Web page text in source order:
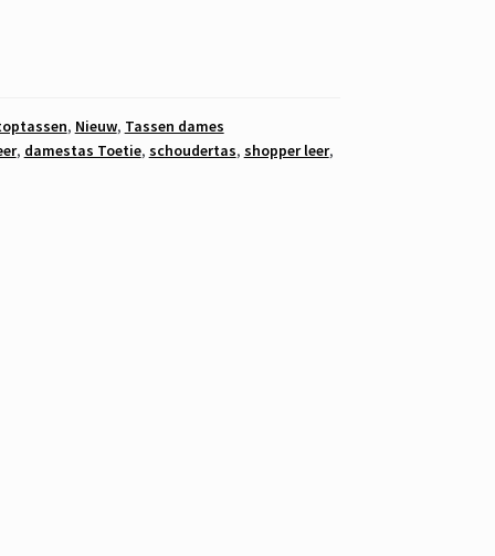
, Nieuw, Tassen dames
, damestas Toetie, schoudertas, shopper leer,